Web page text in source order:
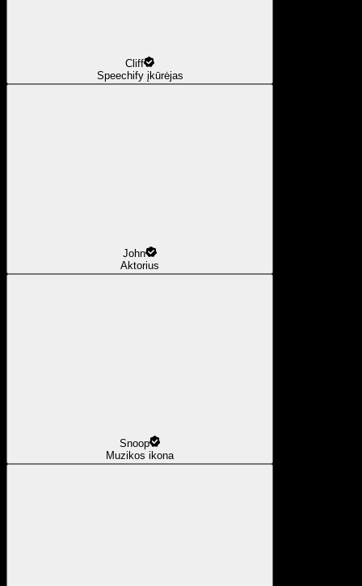
Cliff
Speechify įkūrėjas
John
Aktorius
Snoop
Muzikos ikona